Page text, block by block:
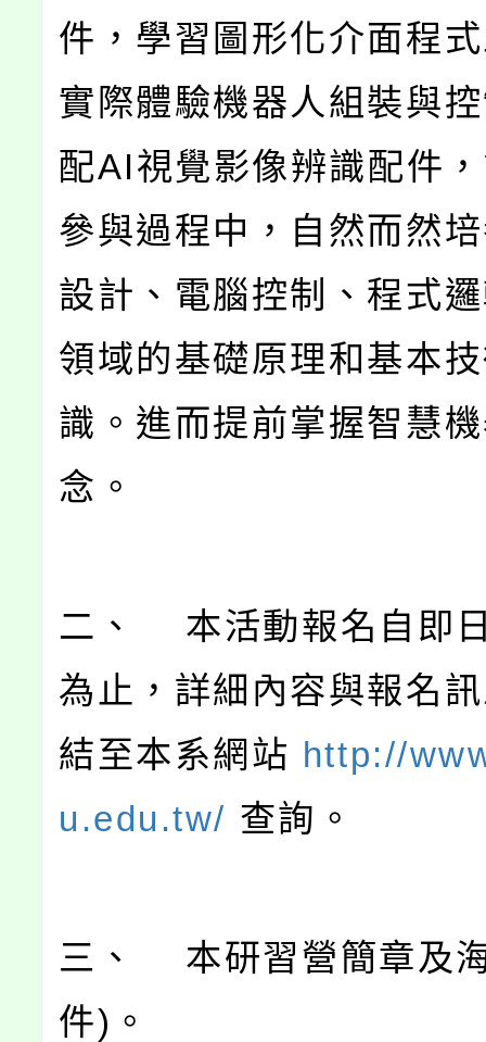
件，學習圖形化介面程
實際體驗機器人組裝與
配AI視覺影像辨識配件
參與過程中，自然而然
設計、電腦控制、程式
領域的基礎原理和基本
識。進而提前掌握智慧
念。
二、 本活動報名自即
為止，詳細內容與報名
結至本系網站 http://
u.edu.tw/ 查詢。
三、 本研習營簡章及
件)。